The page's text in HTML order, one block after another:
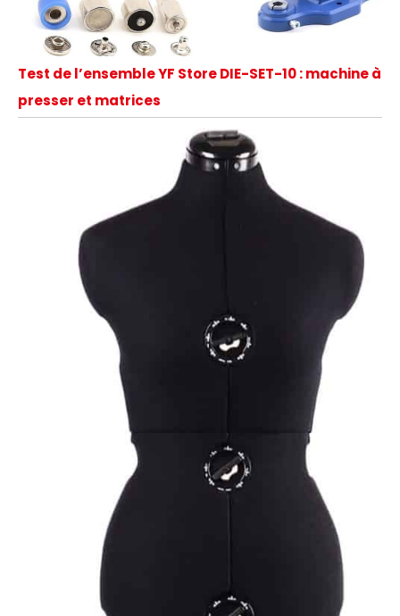
Test de l’ensemble YF Store DIE-SET-10 : machine à
presser et matrices